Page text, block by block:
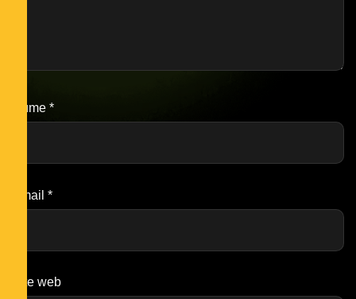
Nume *
Email *
Site web